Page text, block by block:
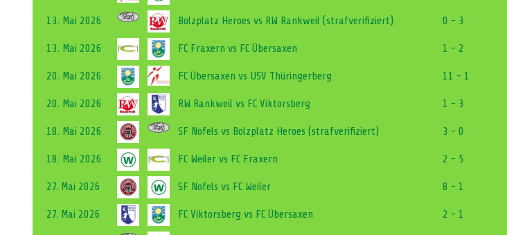
13. Mai 2026 Bolzplatz Heroes vs RW Rankweil (strafverifiziert) 0 - 3
13. Mai 2026 FC Fraxern vs FC Übersaxen 1 - 2
20. Mai 2026 FC Übersaxen vs USV Thüringerberg 11 - 1
20. Mai 2026 RW Rankweil vs FC Viktorsberg 1 - 3
18. Mai 2026 SF Nofels vs Bolzplatz Heroes (strafverifiziert) 3 - 0
18. Mai 2026 FC Weiler vs FC Fraxern 2 - 5
27. Mai 2026 SF Nofels vs FC Weiler 8 - 1
27. Mai 2026 FC Viktorsberg vs FC Übersaxen 2 - 1